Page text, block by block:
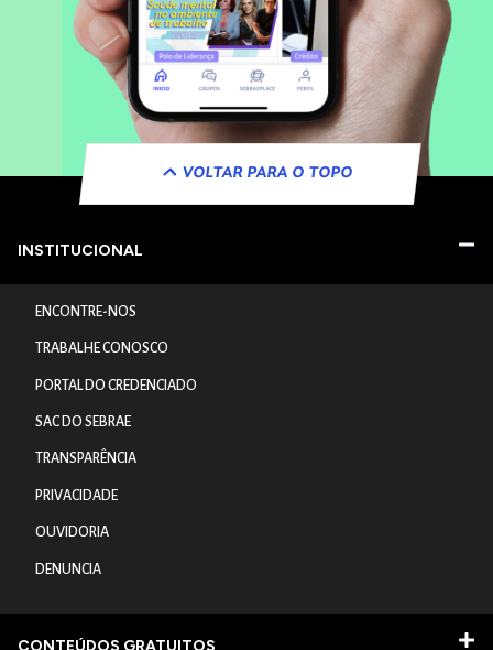
VOLTAR PARA O TOPO
INSTITUCIONAL
ENCONTRE-NOS
TRABALHE CONOSCO
PORTAL DO CREDENCIADO
SAC DO SEBRAE
TRANSPARÊNCIA
PRIVACIDADE
OUVIDORIA
DENUNCIA
CONTEÚDOS GRATUITOS